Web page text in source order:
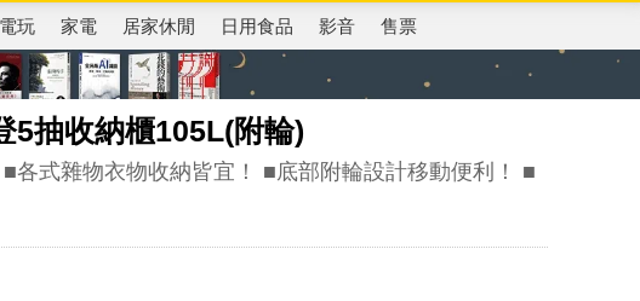
玩 家電 居家休閒 日用食品 影音 售票
5抽收納櫃105L(附輪)
各式雜物衣物收納皆宜！ ■底部附輪設計移動便利！ ■